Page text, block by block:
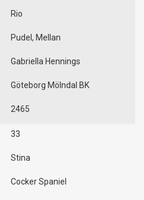
Rio
Pudel, Mellan
Gabriella Hennings
Göteborg Mölndal BK
2465
33
Stina
Cocker Spaniel